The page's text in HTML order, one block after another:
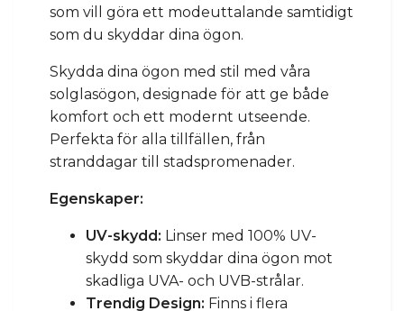
som vill göra ett modeuttalande samtidigt
som du skyddar dina ögon.
Skydda dina ögon med stil med våra
solglasögon, designade för att ge både
komfort och ett modernt utseende.
Perfekta för alla tillfällen, från
stranddagar till stadspromenader.
Egenskaper:
UV-skydd: Linser med 100% UV-
skydd som skyddar dina ögon mot
skadliga UVA- och UVB-strålar.
Trendig Design: Finns i flera